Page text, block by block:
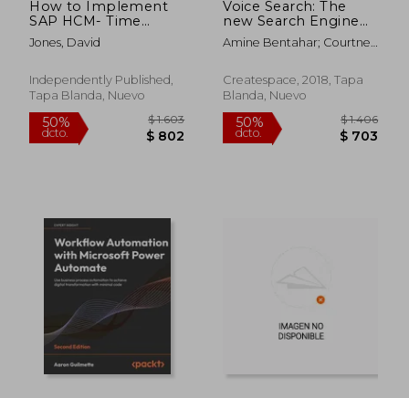
50%
dcto. $ 1.848
50%
dcto. $
How to Implement
SAP HCM- Time
Attendence And
Payroll Processes for
Inglés)
Jones, David
Independently Published,
Tapa Blanda, Nuevo
Voice Search: The
new Search Engine
(en Inglés)
Amine Bentahar; Courtney
Createspace, 2018, Tapa
Blanda, Nuevo